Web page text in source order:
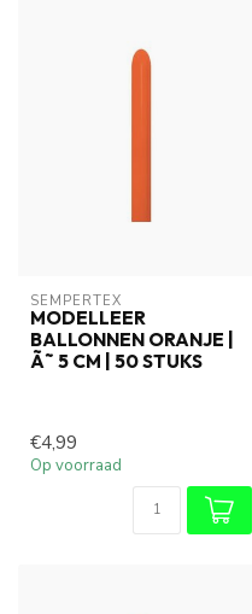
SEMPERTEX
MODELLEER
BALLONNEN ORANJE |
Ã˜ 5 CM | 50 STUKS
€4,99
Op voorraad